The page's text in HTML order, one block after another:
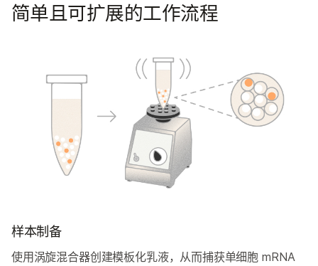
简单且可扩展的工作流程
样本制备
使用涡旋混合器创建模板化乳液，从而捕获单细胞 mRNA